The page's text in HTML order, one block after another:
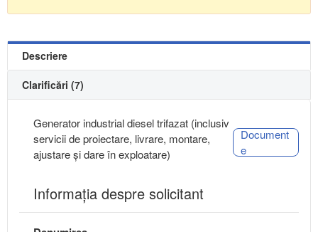
Descriere
Clarificări (7)
Generator industrial diesel trifazat (inclusiv
servicii de proiectare, livrare, montare,
ajustare și dare în exploatare)
Document
e
Informaţia despre solicitant